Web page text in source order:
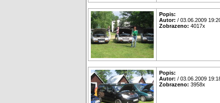
Popis:
Autor: / 03.06.2009
Zobrazeno: 4017x
Popis:
Autor: / 03.06.2009
Zobrazeno: 3958x